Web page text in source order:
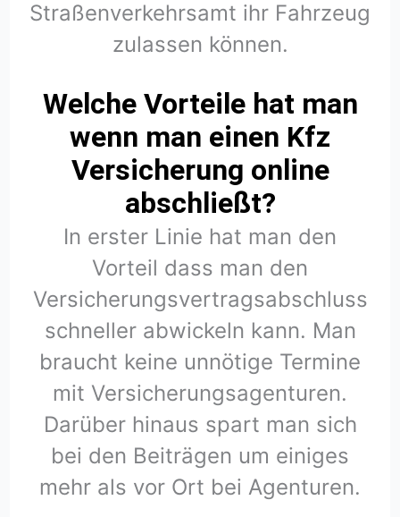
Straßenverkehrsamt ihr Fahrzeug
zulassen können.
Welche Vorteile hat man
wenn man einen Kfz
Versicherung online
abschließt?
In erster Linie hat man den
Vorteil dass man den
Versicherungsvertragsabschluss
schneller abwickeln kann. Man
braucht keine unnötige Termine
mit Versicherungsagenturen.
Darüber hinaus spart man sich
bei den Beiträgen um einiges
mehr als vor Ort bei Agenturen.